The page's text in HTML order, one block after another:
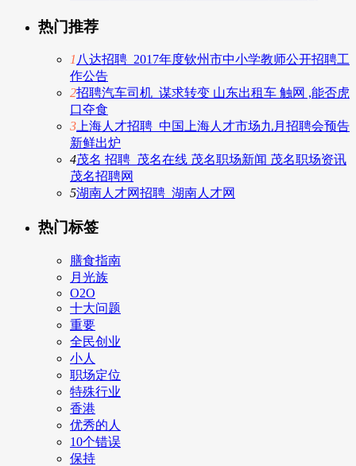
热门推荐
1 八达招聘_2017年度钦州市中小学教师公开招聘工
作公告
2招聘汽车司机_谋求转变 山东出租车 触网 ,能否虎
口夺食
3 上海人才招聘_中国上海人才市场九月招聘会预告
新鲜出炉
4茂名 招聘_茂名在线 茂名职场新闻 茂名职场资讯
茂名招聘网
5湖南人才网招聘_湖南人才网
热门标签
膳食指南
月光族
O2O
十大问题
重要
全民创业
小人
职场定位
特殊行业
香港
优秀的人
10个错误
保持